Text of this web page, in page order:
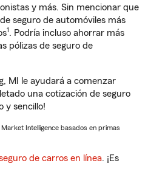
y más. Sin mencionar que
seguro de automóviles más
1. Podría incluso ahorrar más
pólizas de seguro de
MI le ayudará a comenzar
una cotización de seguro
y sencillo!
Intelligence basados en primas
de carros en línea. ¡Es